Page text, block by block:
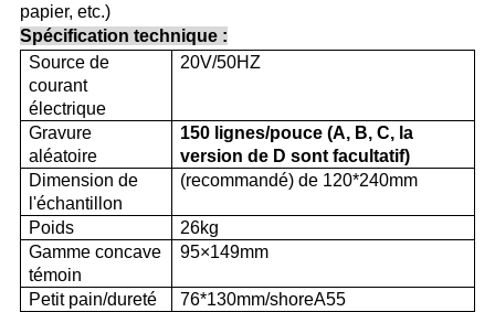
papier, etc.)
Spécification technique :
Source de
courant
électrique
20V/50HZ
Gravure
aléatoire
150 lignes/pouce (A, B, C, la
version de D sont facultatif)
Dimension de
l'échantillon
(recommandé) de 120*240mm
Poids
26kg
Gamme concave
témoin
95×149mm
Petit pain/dureté
76*130mm/shoreA55